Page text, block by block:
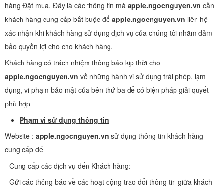
hàng Đặt mua. Đây là các thông tin mà apple.ngocnguyen.vn cần
khách hàng cung cấp bắt buộc để apple.ngocnguyen.vn liên hệ
xác nhận khi khách hàng sử dụng dịch vụ của chúng tôi nhằm đảm
bảo quyền lợi cho cho khách hàng.
Khách hàng có trách nhiệm thông báo kịp thời cho
apple.ngocnguyen.vn về những hành vi sử dụng trái phép, lạm
dụng, vi phạm bảo mật của bên thứ ba để có biện pháp giải quyết
phù hợp.
Phạm vi sử dụng thông tin
Website : apple.ngocnguyen.vn sử dụng thông tin khách hàng
cung cấp để:
- Cung cấp các dịch vụ đến Khách hàng;
- Gửi các thông báo về các hoạt động trao đổi thông tin giữa khách